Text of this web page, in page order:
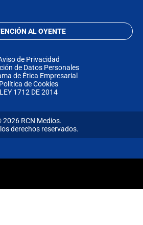
AL OYENTE
de Privacidad
de Datos Personales
de Ética Empresarial
Política de Cookies
LEY 1712 DE 2014
2026 RCN Medios.
derechos reservados.